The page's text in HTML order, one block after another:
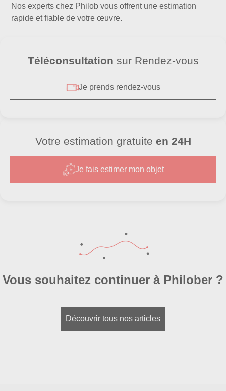
Nos experts chez Philob vous offrent une estimation
rapide et fiable de votre œuvre.
Téléconsultation sur Rendez-vous
Je prends rendez-vous
Votre estimation gratuite en 24H
Je fais estimer mon objet
Vous souhaitez continuer à Philober ?
Découvrir tous nos articles